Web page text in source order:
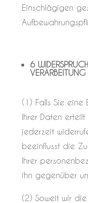
Einschlägigen
6
VERARBEITUNG
(1) Falls Sie eine
Ihrer Daten
jederzeit
beeinflusst die
Ihrer
ihn gegenüber
(2) Soweit wir